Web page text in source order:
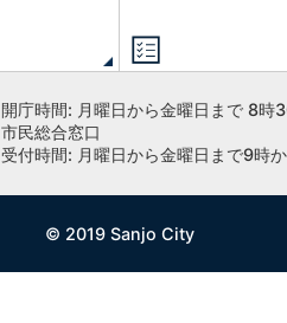
開庁時間: 月曜日から金曜日まで 8時
市民総合窓口
受付時間: 月曜日から金曜日まで9時
© 2019 Sanjo City